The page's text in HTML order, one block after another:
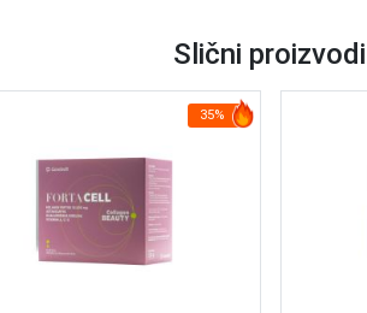
Slični proizvodi
35%